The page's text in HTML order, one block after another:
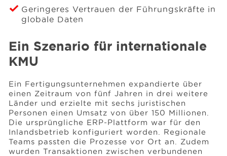
Geringeres Vertrauen der Führungskräfte in
globale Daten
Ein Szenario für internationale
KMU
Ein Fertigungsunternehmen expandierte über
einen Zeitraum von fünf Jahren in drei weitere
Länder und erzielte mit sechs juristischen
Personen einen Umsatz von über 150 Millionen.
Die ursprüngliche ERP-Plattform war für den
Inlandsbetrieb konfiguriert worden. Regionale
Teams passten die Prozesse vor Ort an. Zudem
wurden Transaktionen zwischen verbundenen